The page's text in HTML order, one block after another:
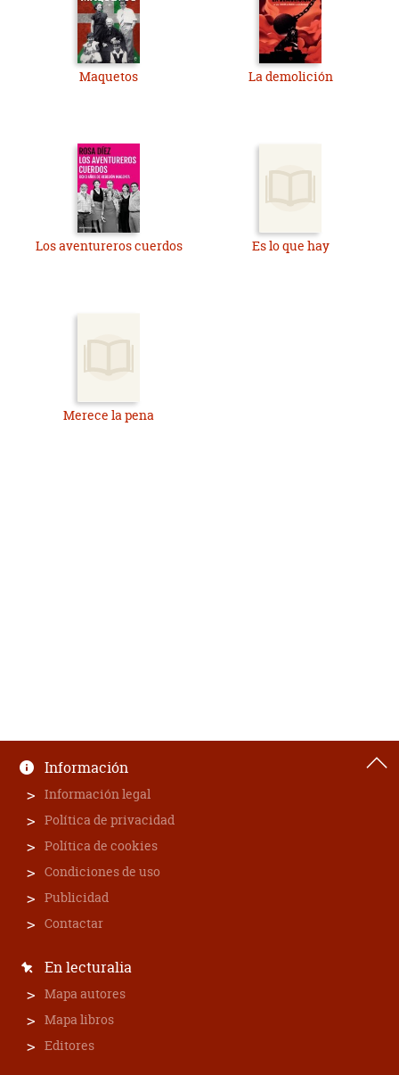
Maquetos La demolición
Los aventureros cuerdos Es lo que hay
Merece la pena
Información
Información legal
Política de privacidad
Política de cookies
Condiciones de uso
Publicidad
Contactar
En lecturalia
Mapa autores
Mapa libros
Editores